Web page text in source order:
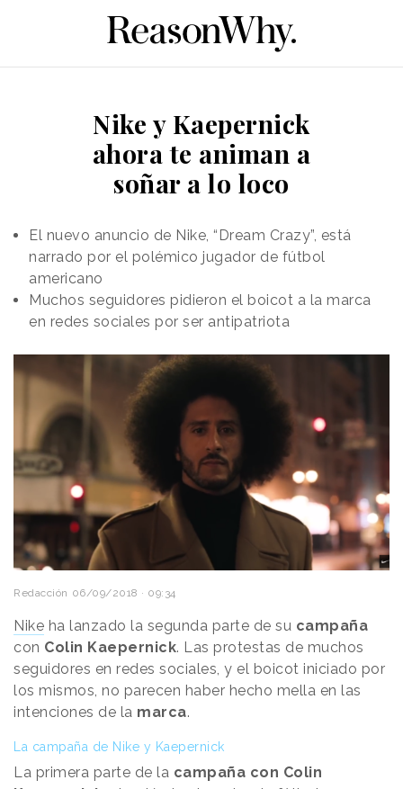
Nike y Kaepernick
ahora te animan a
soñar a lo loco
El nuevo anuncio de Nike, “Dream Crazy”, está
narrado por el polémico jugador de fútbol
americano
Muchos seguidores pidieron el boicot a la marca
en redes sociales por ser antipatriota
Redacción 06/09/2018 · 09:34
Nike ha lanzado la segunda parte de su campaña
con Colin Kaepernick. Las protestas de muchos
seguidores en redes sociales, y el boicot iniciado por
los mismos, no parecen haber hecho mella en las
intenciones de la marca.
La campaña de Nike y Kaepernick
La primera parte de la campaña con Colin